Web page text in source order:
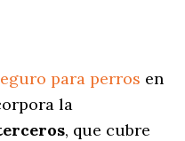
para perros en
la
, que cubre